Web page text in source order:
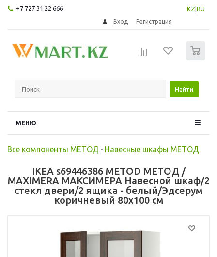
+7 727 31 22 666 KZ RU
Вход Регистрация
Найти
МЕНЮ
Все компоненты МЕТОД - Навесные шкафы МЕТОД
IKEA s69446386 METOD МЕТОД /
MAXIMERA МАКСИМЕРА Навесной шкаф/2
стекл двери/2 ящика - белый/Эдсерум
коричневый 80x100 см